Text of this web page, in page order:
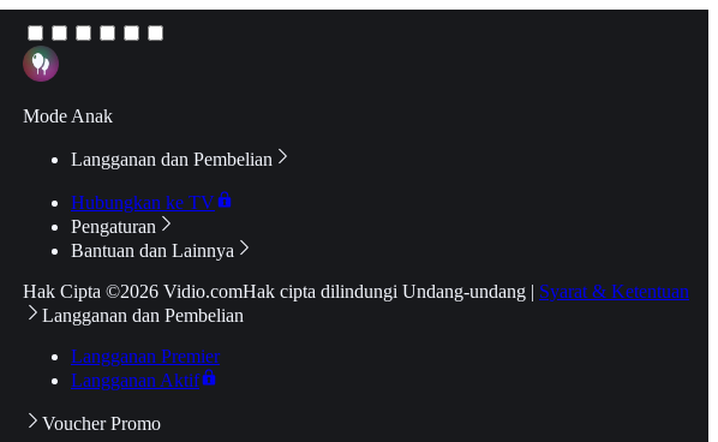
Mode Anak
Langganan dan Pembelian
Hubungkan ke TV
Pengaturan
Bantuan dan Lainnya
Hak Cipta ©2026 Vidio.comHak cipta dilindungi Undang-undang | Syarat & Ketentuan
Langganan dan Pembelian
Langganan Premier
Langganan Aktif
Voucher Promo